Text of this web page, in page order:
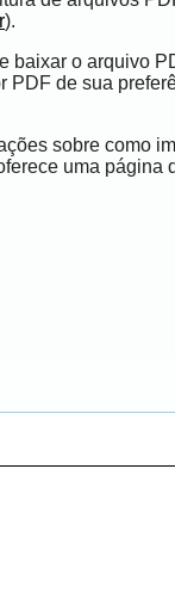
).
baixar o arquivo
PDF de sua
sobre como
uma página